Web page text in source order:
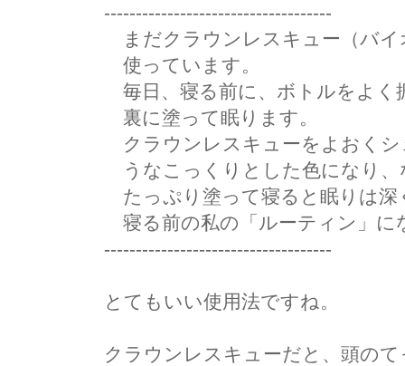
------------------------------------
まだクラウンレスキュー（バ
使っています。
毎日、寝る前に、ボトルをよく
裏に塗って眠ります。
クラウンレスキューをよおく
うなこっくりとした色になり
たっぷり塗って寝ると眠りは深
寝る前の私の「ルーティン」に
------------------------------------
とてもいい使用法ですね。
クラウンレスキューだと、頭の